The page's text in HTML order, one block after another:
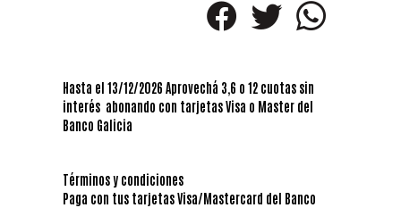
Hasta el 13/12/2026 Aprovechá 3,6 o 12 cuotas sin
interés abonando con tarjetas Visa o Master del
Banco Galicia
Términos y condiciones
Paga con tus tarjetas Visa/Mastercard del Banco